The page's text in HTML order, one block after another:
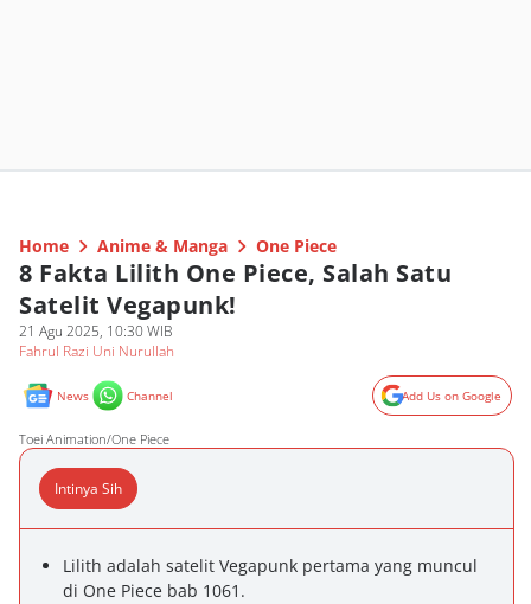
Home Anime & Manga One Piece
8 Fakta Lilith One Piece, Salah Satu
Satelit Vegapunk!
21 Agu 2025, 10:30 WIB
Fahrul Razi Uni Nurullah
News Channel Add Us on Google
Toei Animation/One Piece
Intinya Sih
Lilith adalah satelit Vegapunk pertama yang muncul
di One Piece bab 1061.